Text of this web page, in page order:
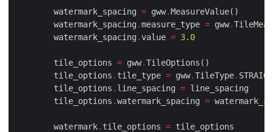
        watermark_spacing
= gww.
        watermark_spacing
.measure_type = gww.
        watermark_spacing
.value = 3.0
        tile_options
= gww.
        tile_options
. tile_type = gww.TileType.
        tile_options
. line_spacing =
        tile_options
.watermark_spacing =
        watermark
. tile_options =